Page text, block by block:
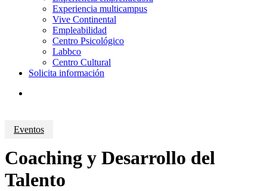
Experiencia multicampus
Vive Continental
Empleabilidad
Centro Psicológico
Labbco
Centro Cultural
Solicita información
Eventos
Coaching y Desarrollo del
Talento